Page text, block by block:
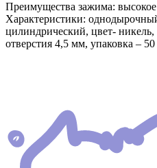
Преимущества зажима: высокое
Характеристики:
цилиндрический, цвет-
отверстия 4,5 мм, упаковка –